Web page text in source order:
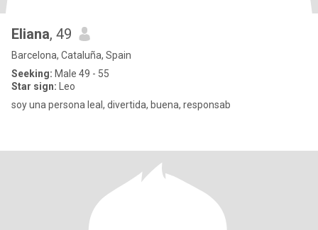
Eliana, 49
Barcelona, Cataluña, Spain
Seeking: Male 49 - 55
Star sign: Leo
soy una persona leal, divertida, buena, responsab